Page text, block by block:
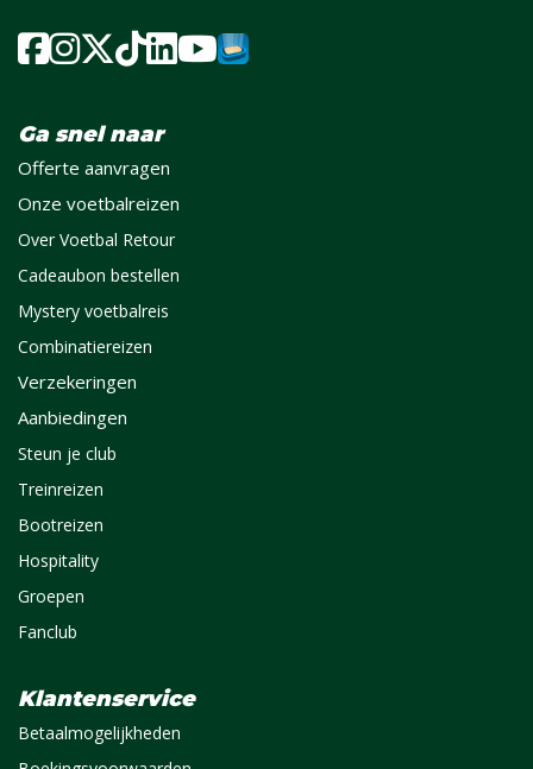
Ga snel naar
Offerte aanvragen
Onze voetbalreizen
Over Voetbal Retour
Cadeaubon bestellen
Mystery voetbalreis
Combinatiereizen
Verzekeringen
Aanbiedingen
Steun je club
Treinreizen
Bootreizen
Hospitality
Groepen
Fanclub
Klantenservice
Betaalmogelijkheden